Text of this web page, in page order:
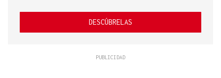
DESCÚBRELAS